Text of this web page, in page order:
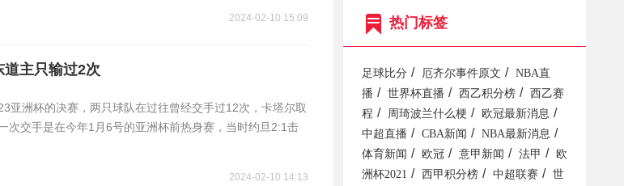
2024-02-10 15:09
主只输过2次
亚洲杯的决赛，两只球队在过往曾经交手过12次，卡塔尔取
次交手是在今年1月6号的亚洲杯前热身赛，当时约旦2:1击
2024-02-10 14:13
热门标签
足球比分 / 厄齐尔事件原文 /
NBA直
播 / 世界杯直播 / 西乙积分榜 /
西乙赛
程 / 周琦波兰什么梗 / 欧冠最新消息 /
中超直播 / CBA新闻 / NBA最新消息 /
体育新闻 / 欧冠 / 意甲新闻 / 法甲 /
欧
洲杯2021 / 西甲积分榜 / 中超联赛 /
世